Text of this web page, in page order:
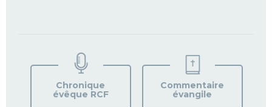
VOTRE
PAROISSE
Chronique
évêque RCF
Commentaire
évangile